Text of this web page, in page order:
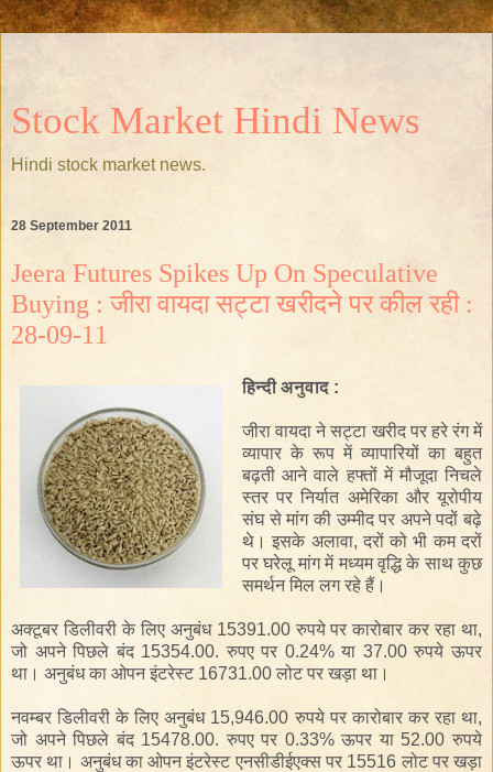
Stock Market Hindi News
Hindi stock market news.
28 September 2011
Jeera Futures Spikes Up On Speculative
Buying : जीरा वायदा सट्टा खरीदने पर कील रही :
28-09-11
हिन्दी अनुवाद :
जीरा वायदा ने सट्टा खरीद पर हरे रंग में
व्यापार के रूप में व्यापारियों का बहुत
बढ़ती आने वाले हफ्तों में मौजूदा निचले
स्तर पर निर्यात अमेरिका और यूरोपीय
संघ से मांग की उम्मीद पर अपने पदों बढ़े
थे। इसके अलावा, दरों को भी कम दरों
पर घरेलू मांग में मध्यम वृद्धि के साथ कुछ
समर्थन मिल लग रहे हैं।
अक्टूबर डिलीवरी के लिए अनुबंध15391.00रुपये पर कारोबार कर रहा था,
जो अपने पिछले बंद15354.00.रुपए पर 0.24%या 37.00रुपये ऊपर
था। अनुबंध का ओपन इंटरेस्ट16731.00लोट पर खड़ा था।
नवम्बर डिलीवरी के लिए अनुबंध15,946.00रुपये पर कारोबार कर रहा था,
जो अपने पिछले बंद15478.00.रुपए पर 0.33%ऊपर या52.00रुपये
ऊपर था। अनुबंध का ओपन इंटरेस्ट एनसीडीईएक्स पर15516 लोट पर खड़ा